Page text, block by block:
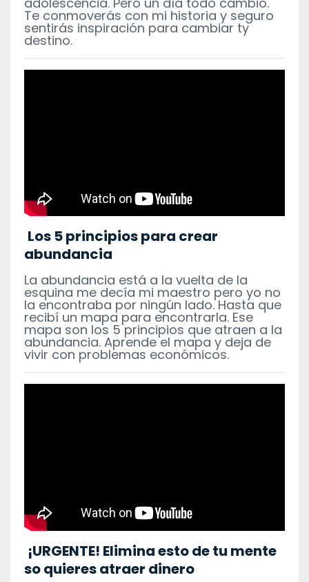
Te conmoverás con mi historia y seguro
sentirás inspiración para cambiar ty
destino.
Los 5 principios para crear
abundancia
La abundancia está a la vuelta de la
esquina me decía mi maestro pero yo no
la encontraba por ningún lado. Hasta que
recibí un mapa para encontrarla. Ese
mapa son los 5 principios que atraen a la
abundancia. Aprende el mapa y deja de
vivir con problemas económicos.
¡URGENTE! Elimina esto de tu mente
so quieres atraer dinero